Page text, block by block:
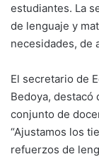
estudiantes. La
de lenguaje y
necesidades, de
El secretario de
Bedoya, destacó
conjunto de
“Ajustamos los
refuerzos de